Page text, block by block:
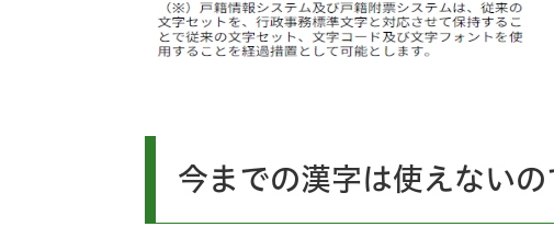
今までの漢字は使えないの